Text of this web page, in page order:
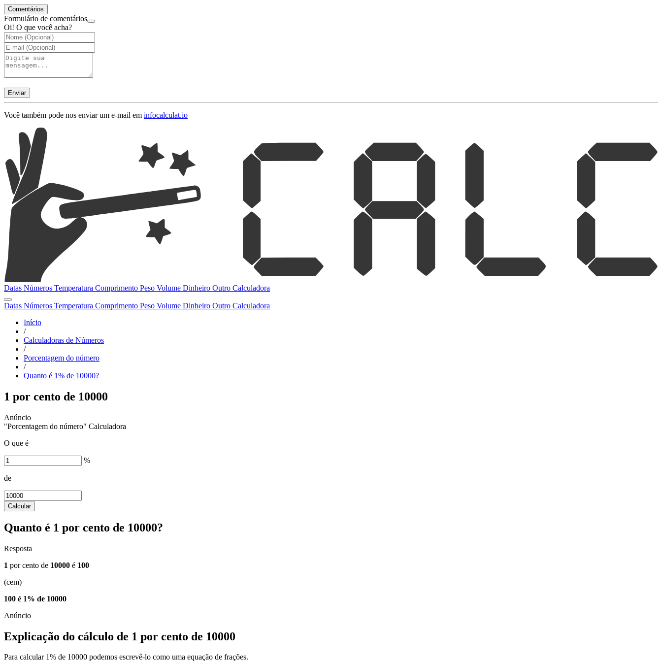
Comentários
Formulário de comentários
Oi! O que você acha?
Enviar
Você também pode nos enviar um e-mail em infocalculat.io
Datas Números Temperatura Comprimento Peso Volume Dinheiro Outro Calculadora
Datas Números Temperatura Comprimento Peso Volume Dinheiro Outro Calculadora
Início
/
Calculadoras de Números
/
Porcentagem do número
/
Quanto é 1% de 10000?
1 por cento de 10000
"Porcentagem do número" Calculadora
O que é
%
de
Calcular
Quanto é 1 por cento de 10000?
Resposta
1 por cento de 10000 é 100
(cem)
100 é 1% de 10000
Explicação do cálculo de 1 por cento de 10000
Para calcular 1% de 10000 podemos escrevê-lo como uma equação de frações.